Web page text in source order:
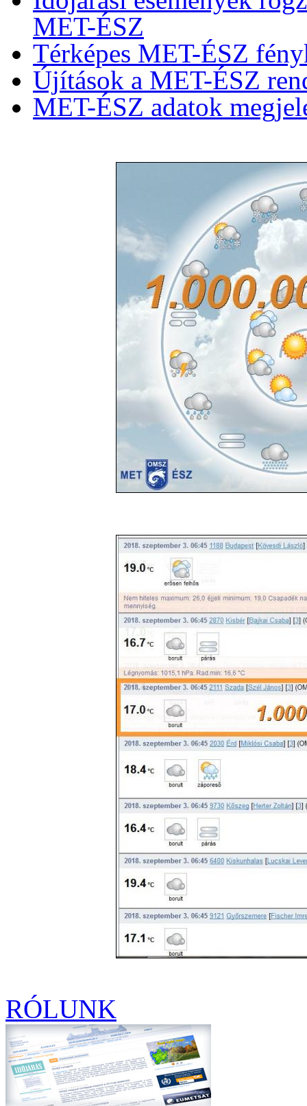
MET-ÉSZ
Térképes MET-ÉSZ
Újítások a MET-ÉSZ
MET-ÉSZ adatok
RÓLUNK